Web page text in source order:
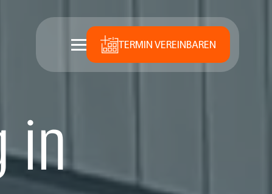
TERMIN VEREINBAREN
in